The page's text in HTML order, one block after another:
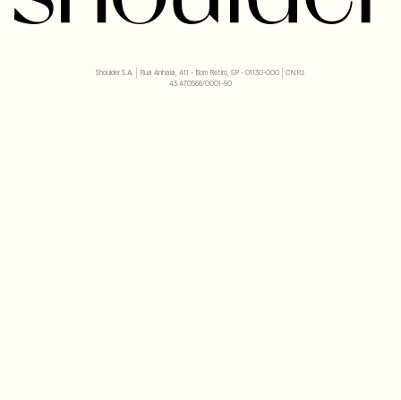
Shoulder S.A. | Rua Anhaia, 411 - Bom Retiro, SP - 01130-000 | CNPJ:
43.470566/0001-90